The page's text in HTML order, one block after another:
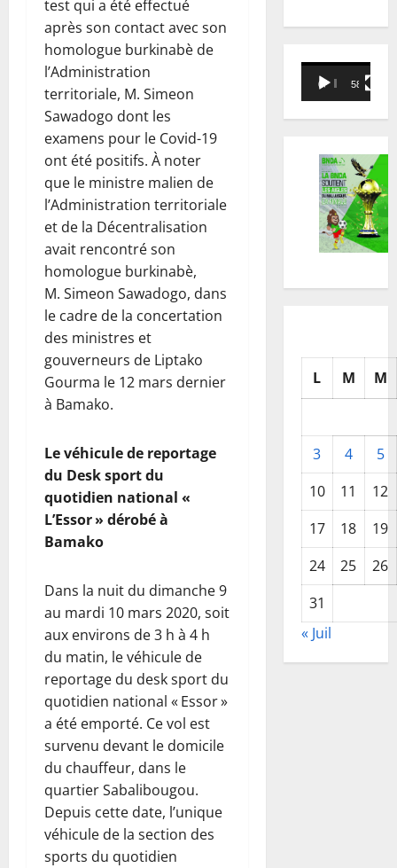
test qui a été effectué
après son contact avec son
homologue burkinabè de
l’Administration
territoriale, M. Simeon
Sawadogo dont les
examens pour le Covid-19
ont été positifs. À noter
que le ministre malien de
l’Administration territoriale
et de la Décentralisation
avait rencontré son
homologue burkinabè,
M. Simeon Sawadogo, dans
le cadre de la concertation
des ministres et
gouverneurs de Liptako
Gourma le 12 mars dernier
à Bamako.
Le véhicule de reportage
du Desk sport du
quotidien national «
L’Essor » dérobé à
Bamako
Dans la nuit du dimanche 9
au mardi 10 mars 2020, soit
aux environs de 3 h à 4 h
du matin, le véhicule de
reportage du desk sport du
quotidien national « Essor »
a été emporté. Ce vol est
survenu devant le domicile
du chauffeur, dans le
quartier Sabalibougou.
Depuis cette date, l’unique
véhicule de la section des
sports du quotidien
Lecteur
vidéo
00:00 58:18
L M M
3 4
5
10
11
12
17
18
19
24
25
26
31
« Juil